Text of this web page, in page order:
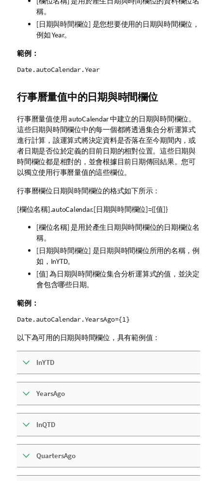
稱。
[日期與時間欄位] 是您想要使用的日期與時間欄位，
例如Year。
範例：
Date.autoCalendar.Year
行事曆量值中的日期與時間欄位
行事曆量值使用autoCalendar中建立的日期與時間欄位。
這些日期與時間欄位中的每一個都將透過集合分析運算式
進行計算，該運算式將決定資料是否落在至今期間內，或
者日期是否位於定義的目前日期的相對位置。這些日期與
時間欄位都是相對的，並會根據目前日期傳回結果。您可
以獨立使用行事曆量值的這些欄位。
行事曆欄位日期與時間欄位的格式如下所示：
[欄位名稱].autoCalendar.[日期與時間欄位]={[值]}
[欄位名稱] 是用於產生日期與時間欄位的日期欄位名
稱。
[日期與時間欄位] 是日期與時間欄位所用的名稱，例
如，InYTD。
[值] 為日期與時間欄位集合分析運算式的值，並決定
會包含哪些日期。
範例：
Date.autoCalendar.YearsAgo={1}
以下為可用的日期與時間欄位，具有範例值：
InYTD
YearsAgo
InQTD
QuartersAgo